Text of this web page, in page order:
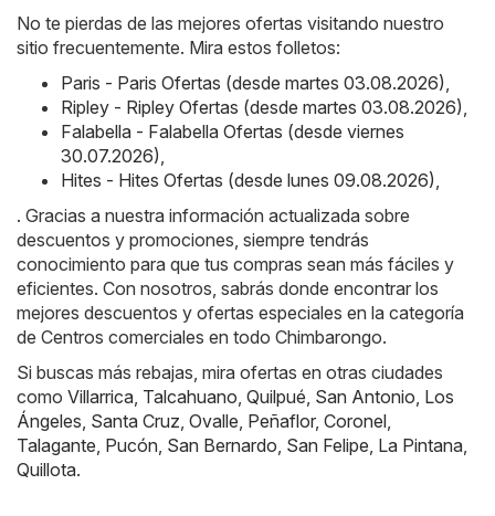
No te pierdas de las mejores ofertas visitando nuestro
sitio frecuentemente. Mira estos folletos:
Paris - Paris Ofertas (desde martes 03.08.2026)
Ripley - Ripley Ofertas (desde martes 03.08.2026)
Falabella - Falabella Ofertas (desde viernes
30.07.2026)
Hites - Hites Ofertas (desde lunes 09.08.2026)
. Gracias a nuestra información actualizada sobre
descuentos y promociones, siempre tendrás
conocimiento para que tus compras sean más fáciles y
eficientes. Con nosotros, sabrás donde encontrar los
mejores descuentos y ofertas especiales en la categoría
de Centros comerciales en todo Chimbarongo.
Si buscas más rebajas, mira ofertas en otras ciudades
como Villarrica Talcahuano Quilpué San Antonio Los
Ángeles Santa Cruz Ovalle Peñaflor, Coronel
Talagante Pucón San Bernardo San Felipe La Pintana
Quillota.